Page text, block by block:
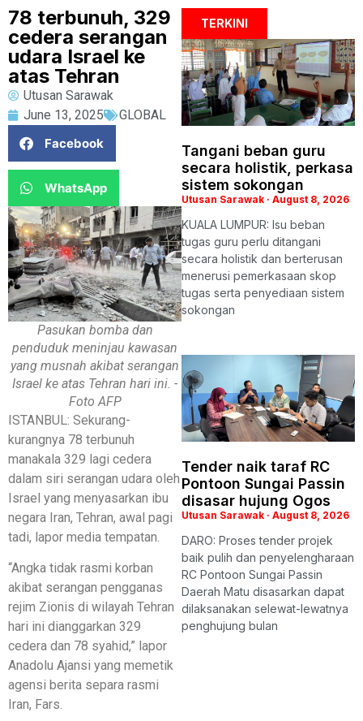
78 terbunuh, 329
cedera serangan
udara Israel ke
atas Tehran
Utusan Sarawak
June 13, 2025
GLOBAL
Facebook
WhatsApp
Pasukan bomba dan
penduduk meninjau kawasan
yang musnah akibat serangan
Israel ke atas Tehran hari ini. -
Foto AFP
ISTANBUL: Sekurang-
kurangnya 78 terbunuh
manakala 329 lagi cedera
dalam siri serangan udara oleh
Israel yang menyasarkan ibu
negara Iran, Tehran, awal pagi
tadi, lapor media tempatan.
“Angka tidak rasmi korban
akibat serangan pengganas
rejim Zionis di wilayah Tehran
hari ini dianggarkan 329
cedera dan 78 syahid,” lapor
Anadolu Ajansi yang memetik
agensi berita separa rasmi
Iran, Fars.
TERKINI
Tangani beban guru
secara holistik, perkasa
sistem sokongan
Utusan Sarawak August 8, 2026
KUALA LUMPUR: Isu beban
tugas guru perlu ditangani
secara holistik dan berterusan
menerusi pemerkasaan skop
tugas serta penyediaan sistem
sokongan
Tender naik taraf RC
Pontoon Sungai Passin
disasar hujung Ogos
Utusan Sarawak August 8, 2026
DARO: Proses tender projek
baik pulih dan penyelengharaan
RC Pontoon Sungai Passin
Daerah Matu disasarkan dapat
dilaksanakan selewat-lewatnya
penghujung bulan